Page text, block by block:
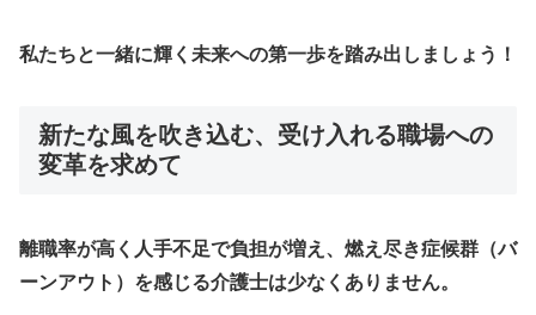
私たちと一緒に輝く未来への第一歩を踏み出しましょう！
新たな風を吹き込む、受け入れる職場への
変革を求めて
離職率が高く人手不足で負担が増え、燃え尽き症候群（バ
ーンアウト）を感じる介護士は少なくありません。